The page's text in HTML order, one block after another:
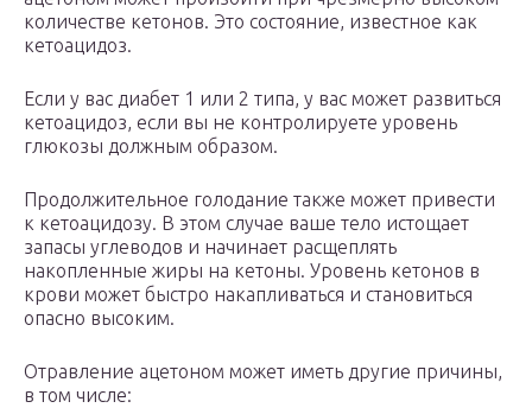
количестве кетонов. Это состояние, известное как
кетоацидоз.
Если у вас диабет 1 или 2 типа, у вас может развиться
кетоацидоз, если вы не контролируете уровень
глюкозы должным образом.
Продолжительное голодание также может привести
к кетоацидозу. В этом случае ваше тело истощает
запасы углеводов и начинает расщеплять
накопленные жиры на кетоны. Уровень кетонов в
крови может быстро накапливаться и становиться
опасно высоким.
Отравление ацетоном может иметь другие причины,
в том числе: